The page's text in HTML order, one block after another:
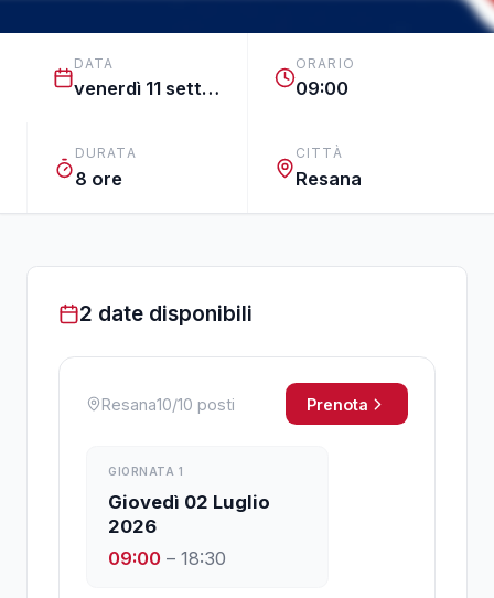
DATA
venerdì 11 settembre 2026
ORARIO
09:00
DURATA
8 ore
CITTÀ
Resana
2 date disponibili
Resana10/10 posti Prenota
GIORNATA 1
Giovedì 02 Luglio
2026
09:00 – 18:30